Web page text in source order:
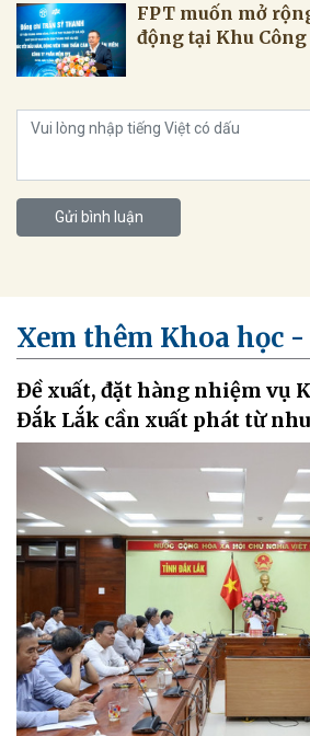
FPT muốn mở
động tại Khu
Gửi bình luận
Xem thêm Khoa học
Đề xuất, đặt hàng nhiệm vụ
Đắk Lắk cần xuất phát từ